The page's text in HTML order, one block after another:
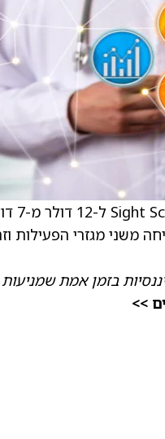
)
שהתמונה לשנת 2026 כוללת צמיחה
בזמן אמת
>>